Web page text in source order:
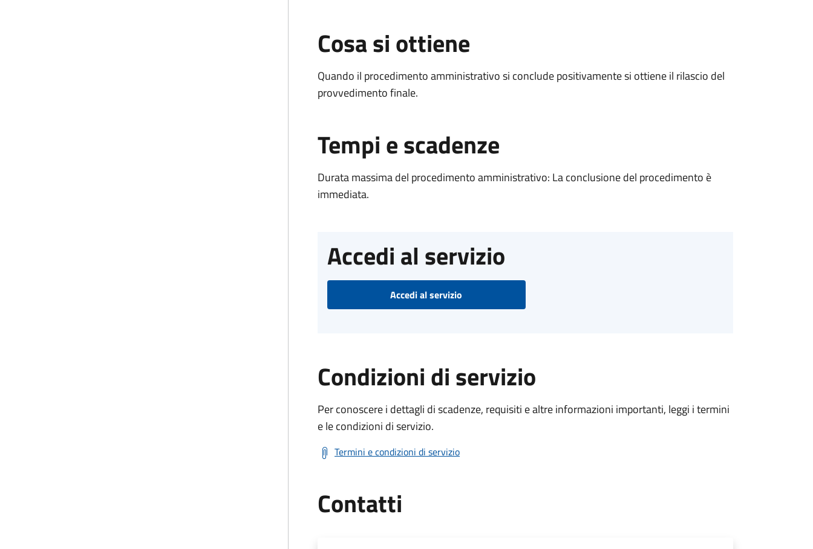
Cosa si ottiene
Quando il procedimento amministrativo si conclude positivamente si ottiene il rilascio del
provvedimento finale.
Tempi e scadenze
Durata massima del procedimento amministrativo: La conclusione del procedimento è
immediata.
Accedi al servizio
Accedi al servizio
Condizioni di servizio
Per conoscere i dettagli di scadenze, requisiti e altre informazioni importanti, leggi i termini
e le condizioni di servizio.
Termini e condizioni di servizio
Contatti